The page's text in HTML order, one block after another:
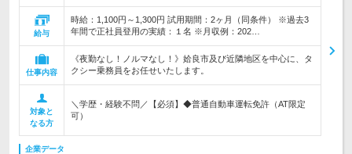
給与
時給：1,100円～1,300円 試用期間：2ヶ月（同条件） ※過去3
年間で正社員登用の実績：１名 ※月収例：202…
仕事内容
《夜勤なし！ノルマなし！》姶良市及び近隣地区を中心に、タ
クシー乗務員をお任せいたします。
対象と
なる方
＼学歴・経験不問／【必須】◆普通自動車運転免許（AT限定
可）
企業データ